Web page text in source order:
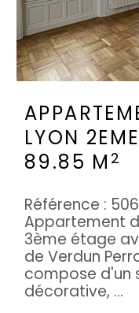
LYON
89.85 M 2
Référence :
Appartement
3ème étage
de Verdun
compose d'un
décorative, ...